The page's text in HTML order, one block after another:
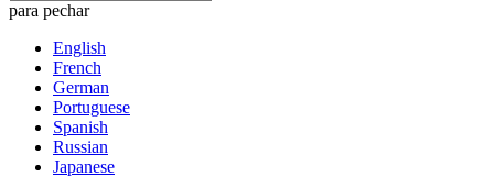
para pechar
English
French
German
Portuguese
Spanish
Russian
Japanese